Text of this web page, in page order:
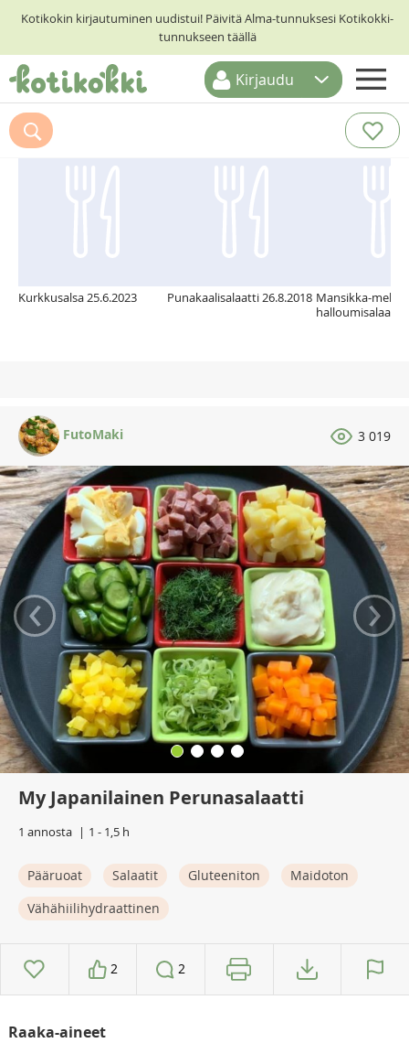
Kotikokin kirjautuminen uudistui! Päivitä Alma-tunnuksesi Kotikokki-
tunnukseen täällä
ETUSIVU
RESEPTIHAKU
Kirjaudu
Suosittelemme myös
Kurkkusalsa 25.6.2023 Punakaalisalaatti 26.8.2018 Mansikka-
halloumisalaatti
FutoMaki 3 019
‹ ›
My Japanilainen Perunasalaatti
1 annosta 1 - 1,5 h
Pääruoat Salaatit Gluteeniton
Maidoton
Vähähiilihydraattinen
2 2
Raaka-aineet